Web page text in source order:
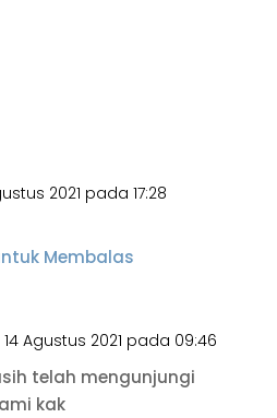
2021 pada 17:28
Membalas
14 Agustus 2021 pada 09:46
telah mengunjungi
kak